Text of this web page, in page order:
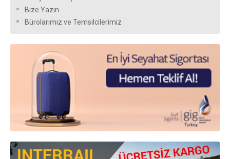
Bize Yazın
Bürolarımız ve Temsilcilerimiz